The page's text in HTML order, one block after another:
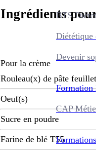
BTS
Diététique
Devenir
Formation
CAP
Formations
Ingrédients
Pour la crème
Rouleau(x) de pâte
Oeuf(s)
Sucre en poudre
Farine de blé T55